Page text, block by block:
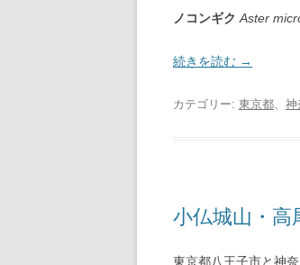
ノコンギク Aster
続きを読む →
カテゴリー: 東京都、 神
小仏城山・高
東京都八王子市と神